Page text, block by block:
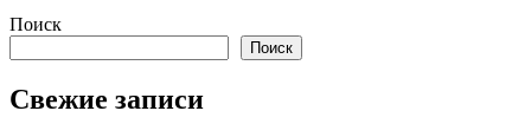
Поиск
Поиск
Свежие записи